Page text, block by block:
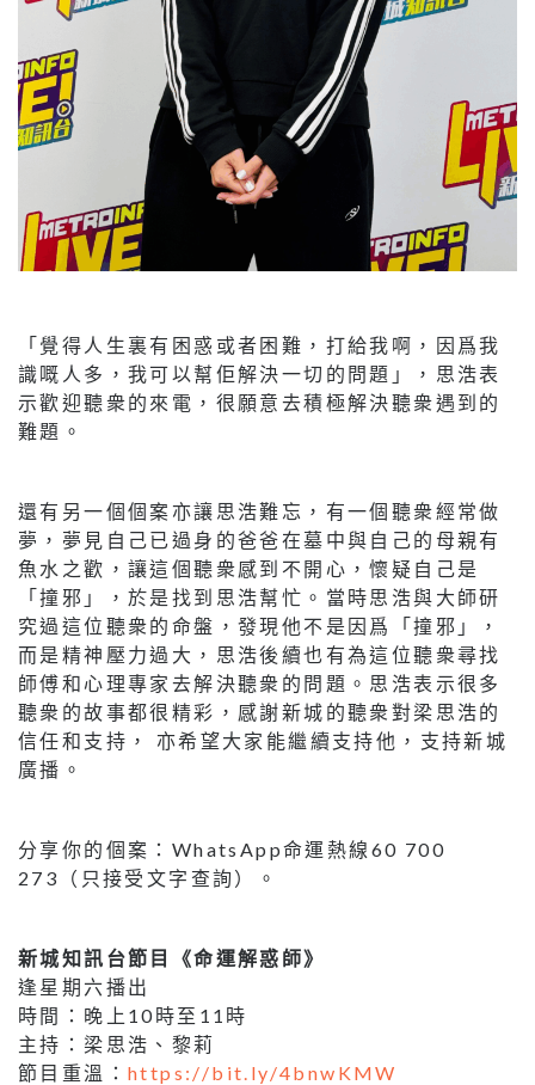
「覺得人生裏有困惑或者困難，打給我啊，因爲我
識嘅人多，我可以幫佢解決一切的問題」，思浩表
示歡迎聽衆的來電，很願意去積極解決聽衆遇到的
難題。
還有另一個個案亦讓思浩難忘，有一個聽衆經常做
夢，夢見自己已過身的爸爸在墓中與自己的母親有
魚水之歡，讓這個聽衆感到不開心，懷疑自己是
「撞邪」，於是找到思浩幫忙。當時思浩與大師研
究過這位聽衆的命盤，發現他不是因爲「撞邪」，
而是精神壓力過大，思浩後續也有為這位聽衆尋找
師傅和心理專家去解決聽衆的問題。思浩表示很多
聽衆的故事都很精彩，感謝新城的聽衆對梁思浩的
信任和支持， 亦希望大家能繼續支持他，支持新城
廣播。
分享你的個案：WhatsApp命運熱線60 700
273（只接受文字查詢）。
新城知訊台節目《命運解惑師》
逢星期六播出
時間：晚上10時至11時
主持：梁思浩、黎莉
節目重溫： https://bit.ly/4bnwKMW